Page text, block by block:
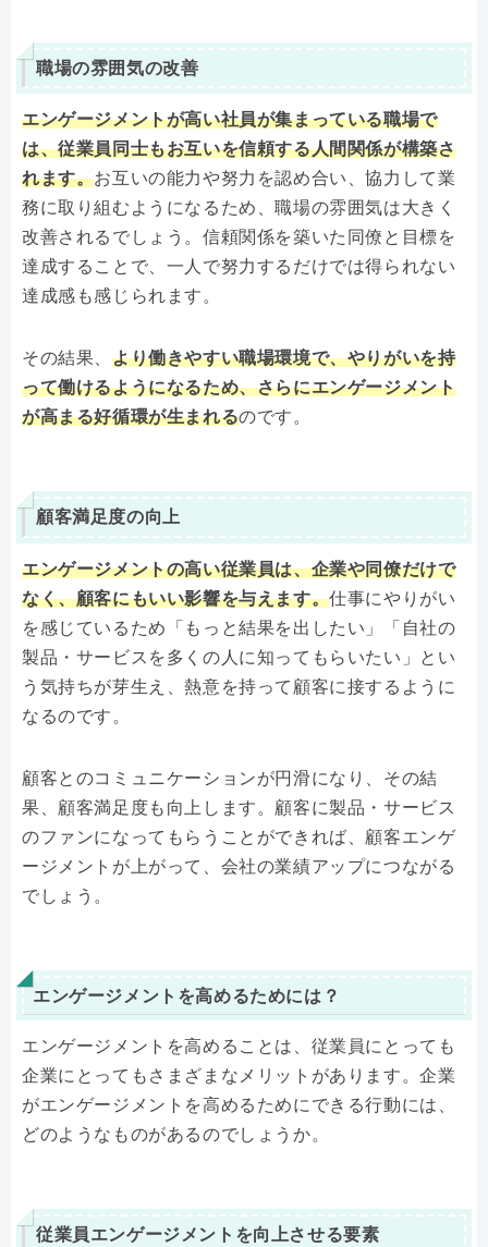
職場の雰囲気の改善
エンゲージメントが高い社員が集まっている職場で
は、従業員同士もお互いを信頼する人間関係が構築さ
れます。お互いの能力や努力を認め合い、協力して業
務に取り組むようになるため、職場の雰囲気は大きく
改善されるでしょう。信頼関係を築いた同僚と目標を
達成することで、一人で努力するだけでは得られない
達成感も感じられます。
その結果、 より働きやすい職場環境で、やりがいを持
って働けるようになるため、さらにエンゲージメント
が高まる好循環が生まれるのです。
顧客満足度の向上
エンゲージメントの高い従業員は、企業や同僚だけで
なく、顧客にもいい影響を与えます。仕事にやりがい
を感じているため「もっと結果を出したい」「自社の
製品・サービスを多くの人に知ってもらいたい」とい
う気持ちが芽生え、熱意を持って顧客に接するように
なるのです。
顧客とのコミュニケーションが円滑になり、その結
果、顧客満足度も向上します。顧客に製品・サービス
のファンになってもらうことができれば、顧客エンゲ
ージメントが上がって、会社の業績アップにつながる
でしょう。
エンゲージメントを高めるためには？
エンゲージメントを高めることは、従業員にとっても
企業にとってもさまざまなメリットがあります。企業
がエンゲージメントを高めるためにできる行動には、
どのようなものがあるのでしょうか。
従業員エンゲージメントを向上させる要素